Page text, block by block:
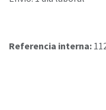
Referencia interna: